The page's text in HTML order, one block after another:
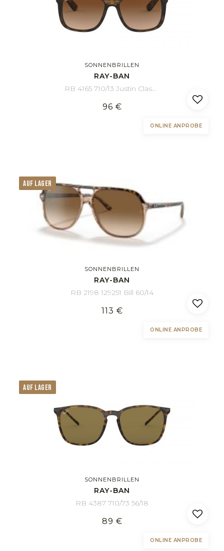
SONNENBRILLEN
RAY-BAN
RB 4165 710/13 Justin Classic 51/16
96 €
ONLINE ANPROBE
AUF LAGER
SONNENBRILLEN
RAY-BAN
RB 2198 129251 Bill 60/14
113 €
ONLINE ANPROBE
AUF LAGER
SONNENBRILLEN
RAY-BAN
RB 4387 710/73 56/18
89 €
ONLINE ANPROBE